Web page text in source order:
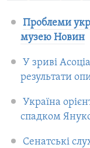
Проблеми
музею Новин
У зриві
результати
Україна
спадком
Сенатські